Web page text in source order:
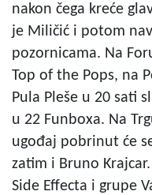
nakon čega kreće
je Miličić i potom
pozornicama. Na
Top of the Pops, na
Pula Pleše u 20 sati
u 22 Funboxa. Na
ugođaj pobrinut će
zatim i Bruno
Side Effecta i grupe